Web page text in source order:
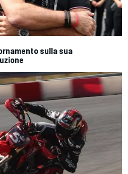
sulla sua